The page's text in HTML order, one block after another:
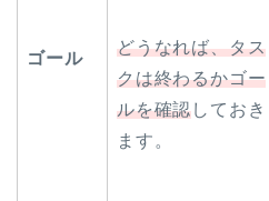
ゴール
どうなれば、タス
クは終わるかゴー
ルを確認しておき
ます。